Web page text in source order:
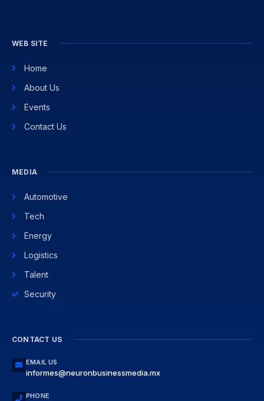
WEB SITE
Home
About Us
Events
Contact Us
MEDIA
Automotive
Tech
Energy
Logistics
Talent
Security
CONTACT US
EMAIL US
informes@neuronbusinessmedia.mx
PHONE